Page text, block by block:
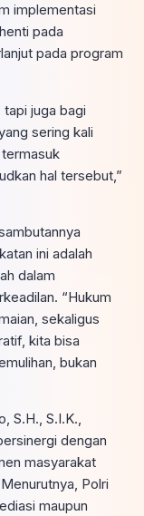
implementasi
pada
pada program
tapi juga bagi
sering kali
hal tersebut,”
ini adalah
dalam
“Hukum
sekaligus
kita bisa
bukan
S.H., S.I.K.,
dengan
masyarakat
Polri
maupun